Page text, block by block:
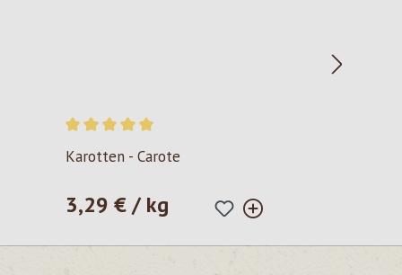
Valutazione media di 5 su 5 stelle
Karotten - Carote
Prezzo normale:
3,29 € / kg